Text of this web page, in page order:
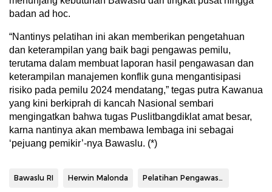
badan ad hoc.
“Nantinys pelatihan ini akan memberikan pengetahuan
dan keterampilan yang baik bagi pengawas pemilu,
terutama dalam membuat laporan hasil pengawasan dan
keterampilan manajemen konflik guna mengantisipasi
risiko pada pemilu 2024 mendatang,” tegas putra Kawanua
yang kini berkiprah di kancah Nasional sembari
mengingatkan bahwa tugas Puslitbangdiklat amat besar,
karna nantinya akan membawa lembaga ini sebagai
‘pejuang pemikir’-nya Bawaslu. (*)
Bawaslu RI Herwin Malonda Pelatihan Pengawas Pemilu